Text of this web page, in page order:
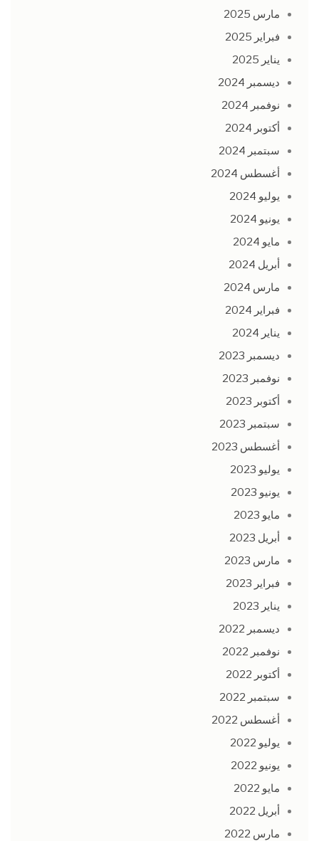
مارس 2025
فبراير 2025
يناير 2025
ديسمبر 2024
نوفمبر 2024
أكتوبر 2024
سبتمبر 2024
أغسطس 2024
يوليو 2024
يونيو 2024
مايو 2024
أبريل 2024
مارس 2024
فبراير 2024
يناير 2024
ديسمبر 2023
نوفمبر 2023
أكتوبر 2023
سبتمبر 2023
أغسطس 2023
يوليو 2023
يونيو 2023
مايو 2023
أبريل 2023
مارس 2023
فبراير 2023
يناير 2023
ديسمبر 2022
نوفمبر 2022
أكتوبر 2022
سبتمبر 2022
أغسطس 2022
يوليو 2022
يونيو 2022
مايو 2022
أبريل 2022
مارس 2022